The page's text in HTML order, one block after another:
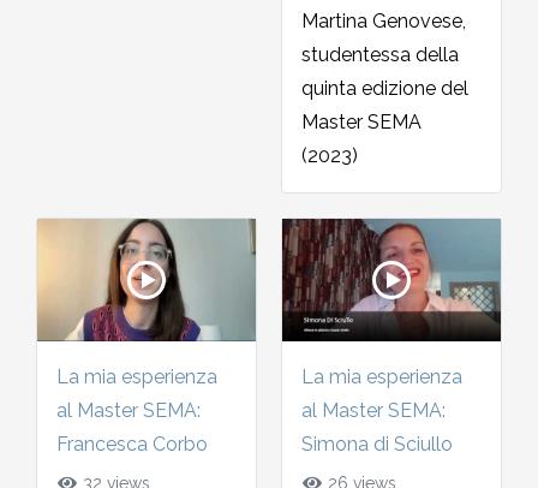
Martina Genovese,
studentessa della
quinta edizione del
Master SEMA
(2023)
La mia esperienza
al Master SEMA:
Francesca Corbo
32 views
La mia esperienza
al Master SEMA:
Simona di Sciullo
26 views